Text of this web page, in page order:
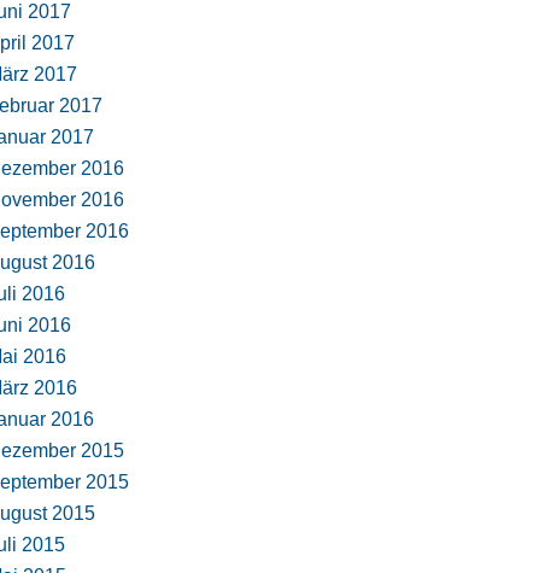
2017
2017
2017
2017
2017
2016
2016
2016
2016
2016
2016
2016
2016
2016
2015
2015
2015
2015